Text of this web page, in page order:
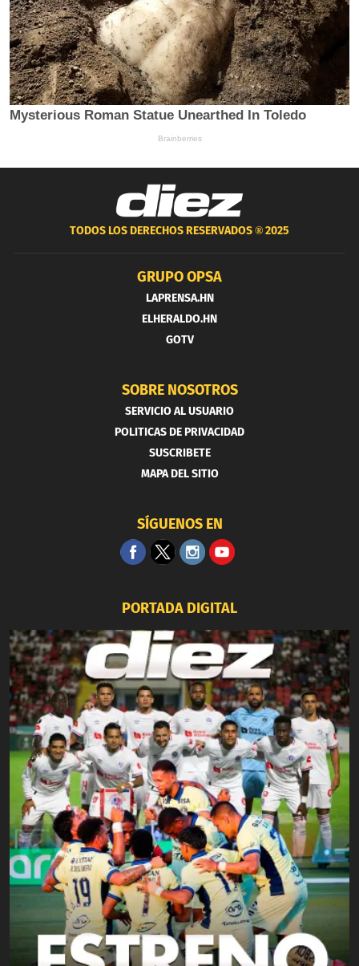
TODOS LOS DERECHOS RESERVADOS ®2025
GRUPO OPSA
LAPRENSA.HN
ELHERALDO.HN
GOTV
SOBRE NOSOTROS
SERVICIO AL USUARIO
POLITICAS DE PRIVACIDAD
SUSCRIBETE
MAPA DEL SITIO
SÍGUENOS EN
PORTADA DIGITAL